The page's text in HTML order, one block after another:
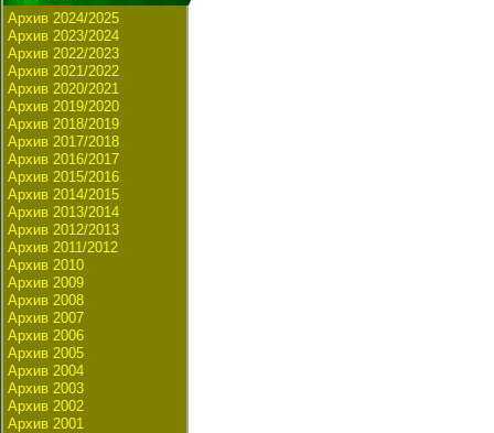
Архив 2024/2025
Архив 2023/2024
Архив 2022/2023
Архив 2021/2022
Архив 2020/2021
Архив 2019/2020
Архив 2018/2019
Архив 2017/2018
Архив 2016/2017
Архив 2015/2016
Архив 2014/2015
Архив 2013/2014
Архив 2012/2013
Архив 2011/2012
Архив 2010
Архив 2009
Архив 2008
Архив 2007
Архив 2006
Архив 2005
Архив 2004
Архив 2003
Архив 2002
Архив 2001